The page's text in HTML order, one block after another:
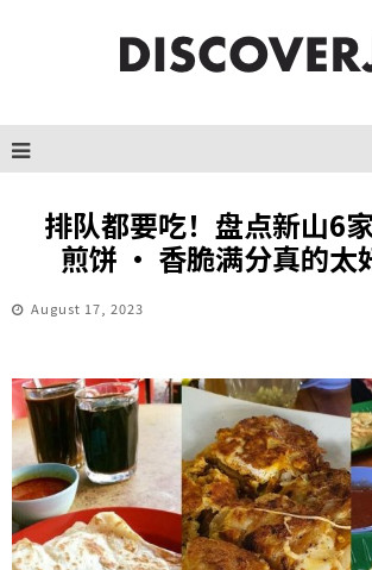
排队都要吃！盘点新山6
煎饼 · 香脆满分真的太
August 17, 2023